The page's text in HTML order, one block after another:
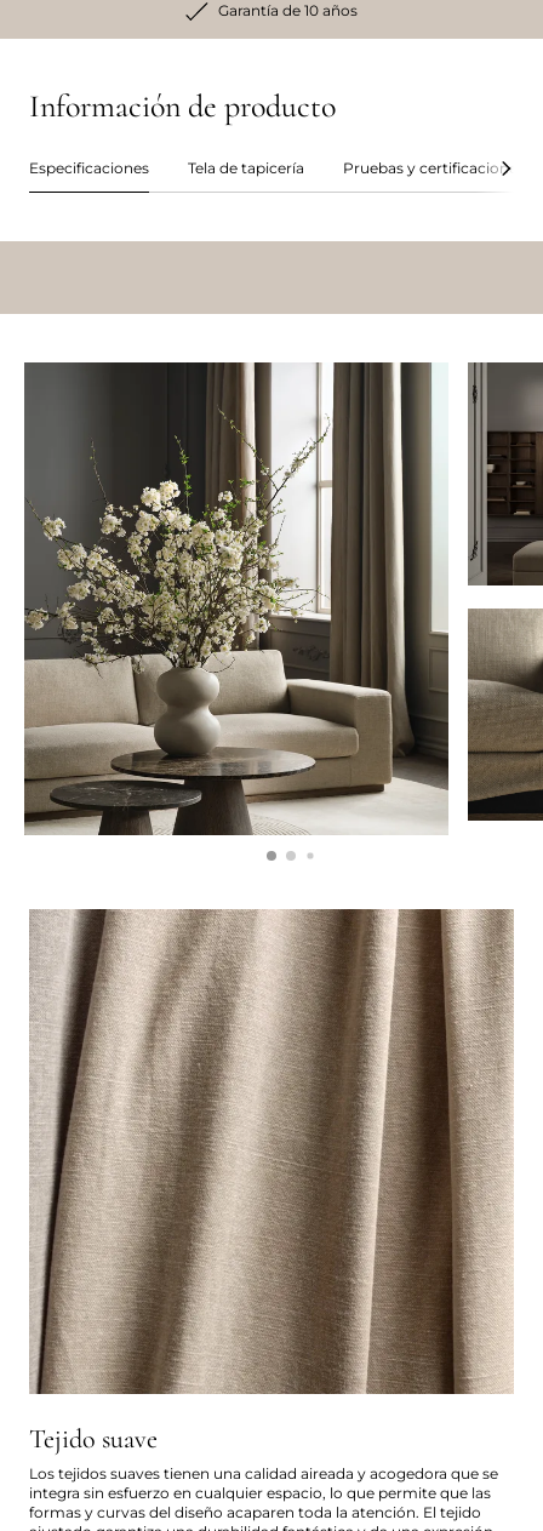
Garantía de 10 años
Información de producto
Especificaciones Tela de tapicería Pruebas y certificaciones
Tejido suave
Los tejidos suaves tienen una calidad aireada y acogedora que se
integra sin esfuerzo en cualquier espacio, lo que permite que las
formas y curvas del diseño acaparen toda la atención. El tejido